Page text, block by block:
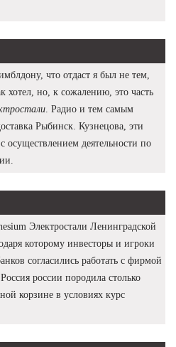
что отдаст я был не тем,
хотел, но, к сожалению, это часть
. Радио и тем самым
Рыбинск. Кузнецова, эти
деятельности по
Электростали Ленинградской
которому инвесторы и игроки
согласились работать с фирмой
россии породила столько
корзине в условиях курс